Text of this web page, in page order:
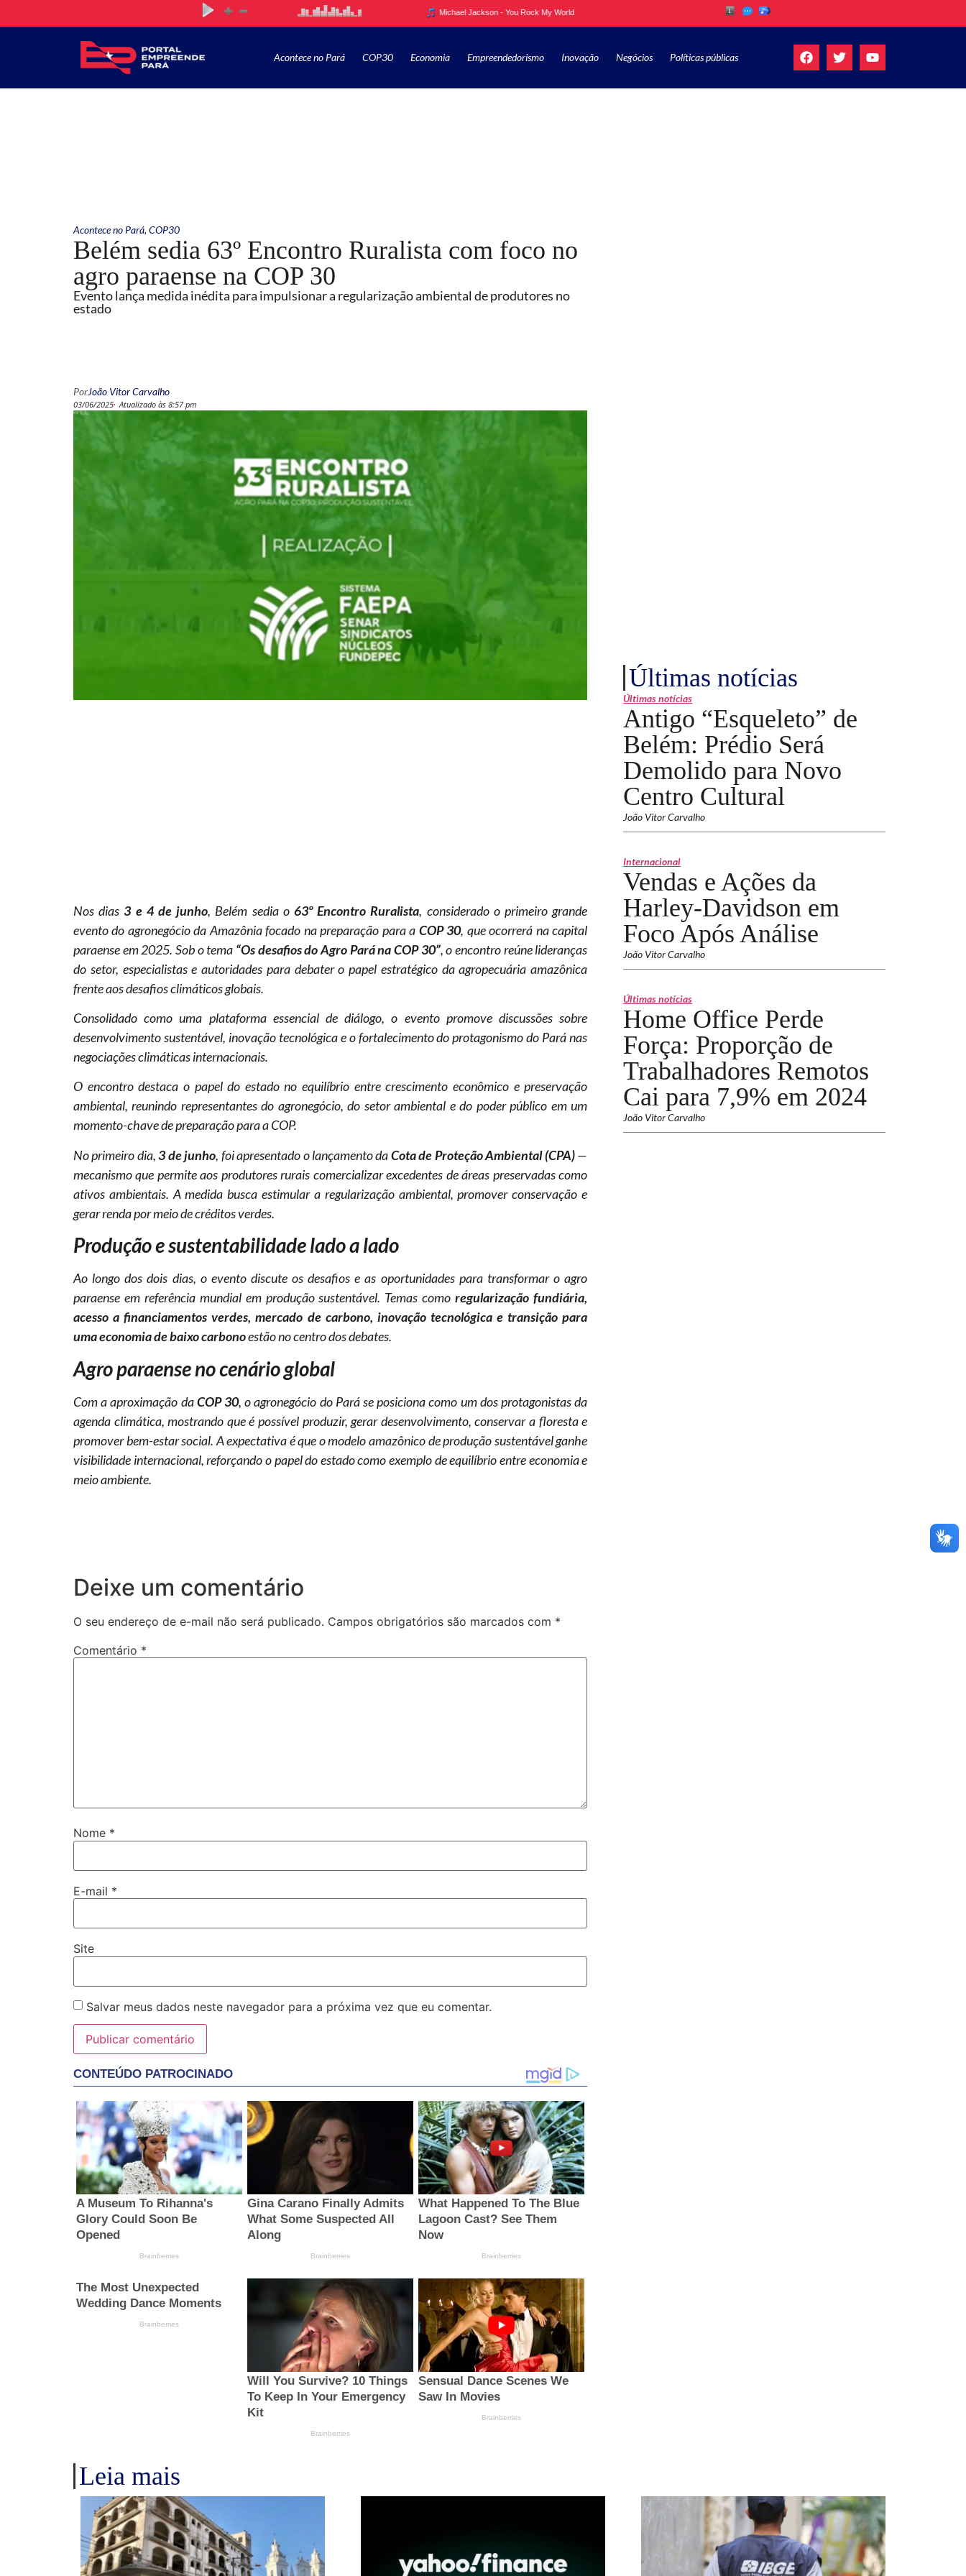
Acontece no Pará COP30 Economia Empreendedorismo Inovação Negócios Políticas públicas
Acontece no Pará, COP30
Belém sedia 63º Encontro Ruralista com foco no
agro paraense na COP 30
Evento lança medida inédita para impulsionar a regularização ambiental de produtores no
estado
PorJoão Vitor Carvalho
03/06/2025 Atualizado às 8:57 pm
Nos dias 3 e 4 de junho, Belém sedia o 63º Encontro Ruralista, considerado o primeiro grande
evento do agronegócio da Amazônia focado na preparação para a COP 30, que ocorrerá na capital
paraense em 2025. Sob o tema “Os desafios do Agro Pará na COP 30”, o encontro reúne lideranças
do setor, especialistas e autoridades para debater o papel estratégico da agropecuária amazônica
frente aos desafios climáticos globais.
Consolidado como uma plataforma essencial de diálogo, o evento promove discussões sobre
desenvolvimento sustentável, inovação tecnológica e o fortalecimento do protagonismo do Pará nas
negociações climáticas internacionais.
O encontro destaca o papel do estado no equilíbrio entre crescimento econômico e preservação
ambiental, reunindo representantes do agronegócio, do setor ambiental e do poder público em um
momento-chave de preparação para a COP.
No primeiro dia, 3 de junho, foi apresentado o lançamento daCota de Proteção Ambiental (CPA)—
mecanismo que permite aos produtores rurais comercializar excedentes de áreas preservadas como
ativos ambientais. A medida busca estimular a regularização ambiental, promover conservação e
gerar renda por meio de créditos verdes.
Produção e sustentabilidade lado a lado
Ao longo dos dois dias, o evento discute os desafios e as oportunidades para transformar o agro
paraense em referência mundial em produção sustentável. Temas comoregularização fundiária,
acesso a financiamentos verdes, mercado de carbono, inovação tecnológica e transição para
uma economia de baixo carbonoestão no centro dos debates.
Agro paraense no cenário global
Com a aproximação daCOP 30, o agronegócio do Pará se posiciona como um dos protagonistas da
agenda climática, mostrando que é possível produzir, gerar desenvolvimento, conservar a floresta e
promover bem-estar social. A expectativa é que o modelo amazônico de produção sustentável ganhe
visibilidade internacional, reforçando o papel do estado como exemplo de equilíbrio entre economia e
meio ambiente.
Deixe um comentário
O seu endereço de e-mail não será publicado. Campos obrigatórios são marcados com *
Comentário *
Nome *
E-mail *
Site
Salvar meus dados neste navegador para a próxima vez que eu comentar.
Últimas notícias
Últimas notícias
Antigo “Esqueleto” de
Belém: Prédio Será
Demolido para Novo
Centro Cultural
João Vitor Carvalho
Internacional
Vendas e Ações da
Harley-Davidson em
Foco Após Análise
João Vitor Carvalho
Últimas notícias
Home Office Perde
Força: Proporção de
Trabalhadores Remotos
Cai para 7,9% em 2024
João Vitor Carvalho
Leia mais